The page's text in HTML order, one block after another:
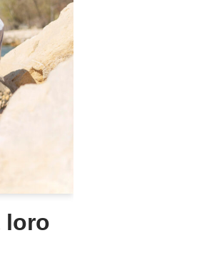
loro